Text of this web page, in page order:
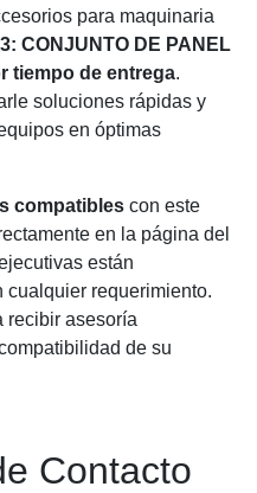
para maquinaria
CONJUNTO DE PANEL
tiempo de entrega.
soluciones rápidas y
en óptimas
compatibles con este
en la página del
están
requerimiento.
recibir asesoría
de su
Contacto